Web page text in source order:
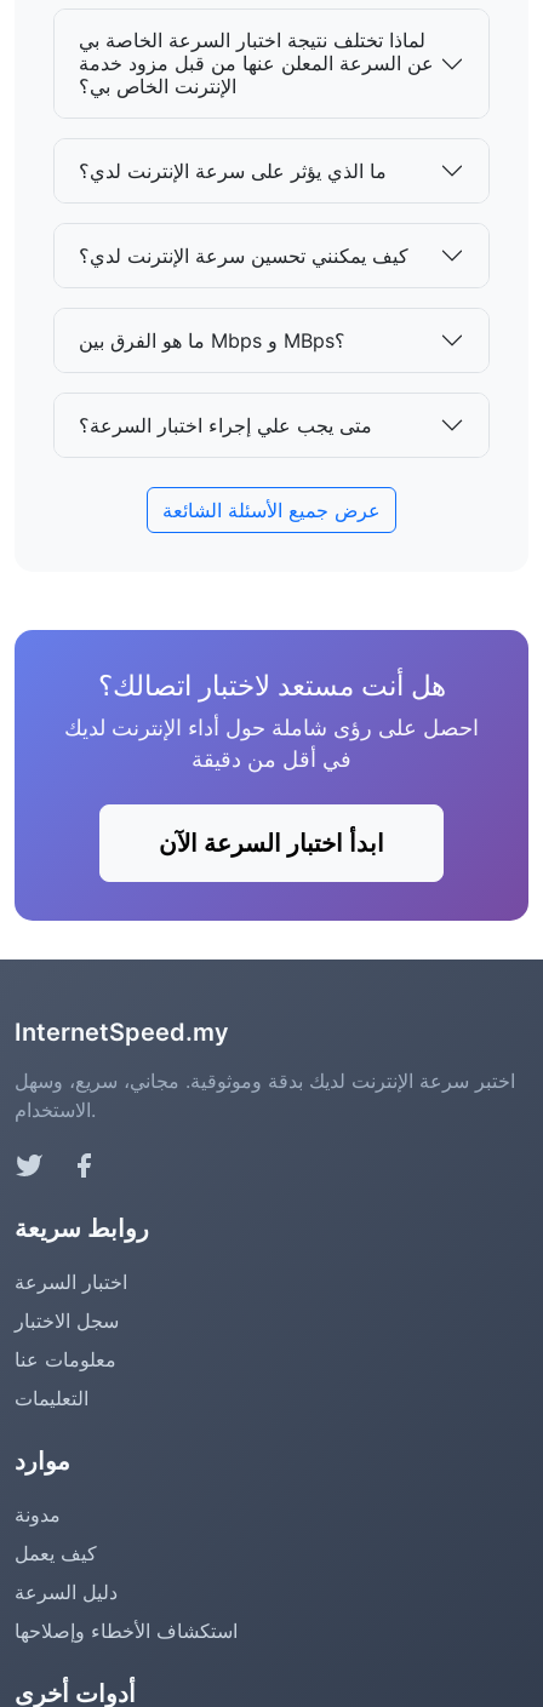
لماذا تختلف نتيجة اختبار السرعة الخاصة بي
عن السرعة المعلن عنها من قبل مزود خدمة
الإنترنت الخاص بي؟
ما الذي يؤثر على سرعة الإنترنت لدي؟
كيف يمكنني تحسين سرعة الإنترنت لدي؟
ما هو الفرق بين Mbps و MBps؟
متى يجب علي إجراء اختبار السرعة؟
عرض جميع الأسئلة الشائعة
هل أنت مستعد لاختبار اتصالك؟
احصل على رؤى شاملة حول أداء الإنترنت لديك
في أقل من دقيقة
ابدأ اختبار السرعة الآن
InternetSpeed.my
اختبر سرعة الإنترنت لديك بدقة وموثوقية. مجاني، سريع، وسهل
الاستخدام.
روابط سريعة
اختبار السرعة
سجل الاختبار
معلومات عنا
التعليمات
موارد
مدونة
كيف يعمل
دليل السرعة
استكشاف الأخطاء وإصلاحها
أدوات أخرى